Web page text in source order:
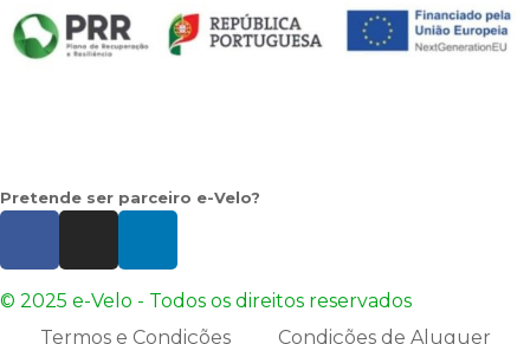
Pretende ser parceiro e-Velo?
© 2025 e-Velo - Todos os direitos reservados
Termos e Condições
Condições de Aluguer